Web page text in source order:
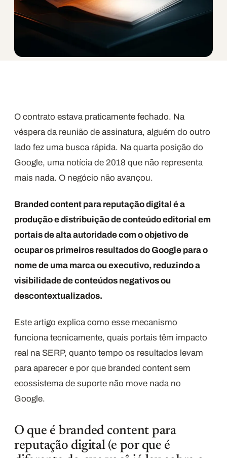
O contrato estava praticamente fechado. Na
véspera da reunião de assinatura, alguém do outro
lado fez uma busca rápida. Na quarta posição do
Google, uma notícia de 2018 que não representa
mais nada. O negócio não avançou.
Branded content para reputação digital é a
produção e distribuição de conteúdo editorial em
portais de alta autoridade com o objetivo de
ocupar os primeiros resultados do Google para o
nome de uma marca ou executivo, reduzindo a
visibilidade de conteúdos negativos ou
descontextualizados.
Este artigo explica como esse mecanismo
funciona tecnicamente, quais portais têm impacto
real na SERP, quanto tempo os resultados levam
para aparecer e por que branded content sem
ecossistema de suporte não move nada no
Google.
O que é branded content para
reputação digital (e por que é